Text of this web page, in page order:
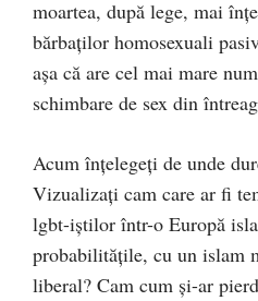
moartea, după lege, mai
bărbaţilor homosexuali
aşa că are cel mai mare
schimbare de sex din
Acum înţelegeţi de unde
Vizualizaţi cam care ar fi
lgbt-iştilor într-o Europă
probabilităţile, cu un islam
liberal? Cam cum şi-ar